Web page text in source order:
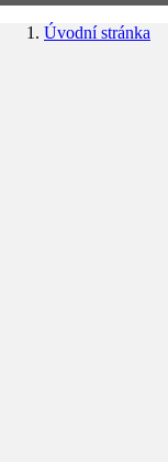
Úvodní stránka